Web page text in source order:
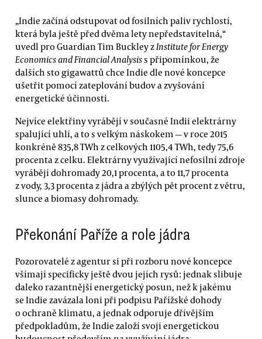
„Indie začíná odstupovat od fosilních paliv rychlostí,
která byla ještě před dvěma lety nepředstavitelná,“
uvedl pro Guardian Tim Buckley z Institute for Energy
Economics and Financial Analysiss připomínkou, že
dalších sto gigawattů chce Indie dle nové koncepce
ušetřit pomocí zateplování budov a zvyšování
energetické účinnosti.
Nejvíce elektřiny vyrábějí v současné Indii elektrárny
spalující uhlí, a to s velkým náskokem — v roce 2015
konkréně 835,8 TWh z celkových 1105,4 TWh, tedy 75,6
procenta z celku. Elektrárny využívající nefosilní zdroje
vyrábějí dohromady 20,1 procenta, a to 11,7 procenta
z vody, 3,3 procenta z jádra a zbýlých pět procent z větru,
slunce a biomasy dohromady.
Překonání Paříže a role jádra
Pozorovatelé z agentur si při rozboru nové koncepce
všímají specificky ještě dvou jejích rysů: jednak slibuje
daleko razantnější energetický posun, než k jakému
se Indie zavázala loni při podpisu Pařížské dohody
o ochraně klimatu, a jednak odporuje dřívějším
předpokladům, že Indie založí svoji energetickou